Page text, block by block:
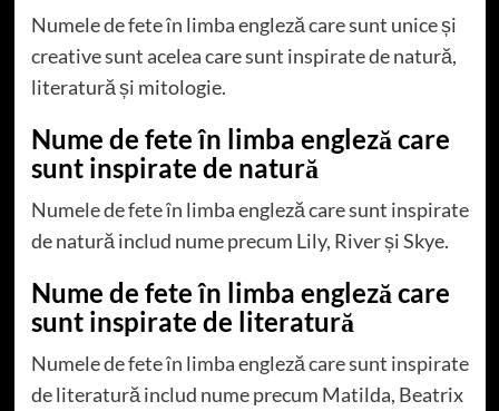
Numele de fete în limba engleză care sunt unice și
creative sunt acelea care sunt inspirate de natură,
literatură și mitologie.
Nume de fete în limba engleză care
sunt inspirate de natură
Numele de fete în limba engleză care sunt inspirate
de natură includ nume precum Lily, River și Skye.
Nume de fete în limba engleză care
sunt inspirate de literatură
Numele de fete în limba engleză care sunt inspirate
de literatură includ nume precum Matilda, Beatrix